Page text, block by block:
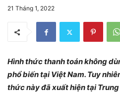
21 Tháng 1, 2022
Hình thức thanh toán không
phổ biến tại Việt Nam. Tuy
thức này đã xuất hiện tại